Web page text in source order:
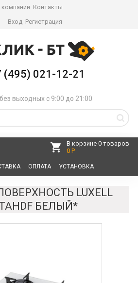
компании Контакты
Вход Регистрация
(495) 021-12-21
выходных с 9:00 до 21:00
В корзине 0 товаров
0 Р
ОПЛАТА УСТАНОВКА
LUXELL
БЕЛЫЙ*